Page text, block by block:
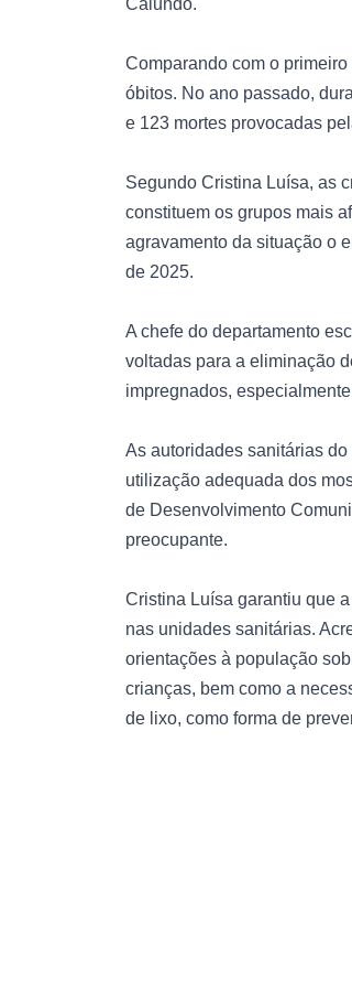
Caiundo.
Comparando com o
óbitos. No ano passado,
e 123 mortes provocadas
Segundo Cristina Luísa, as
constituem os grupos mais
agravamento da situação o
de 2025.
A chefe do departamento
voltadas para a eliminação
impregnados,
As autoridades sanitárias
utilização adequada dos
de Desenvolvimento
preocupante.
Cristina Luísa garantiu que
nas unidades sanitárias.
orientações à população
crianças, bem como a
de lixo, como forma de